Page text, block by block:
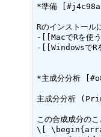
*準備
Rのインストール
-[[MacでRを使
-[[WindowsでR
*主成分分析
主成分分析
この合成成分の
\[